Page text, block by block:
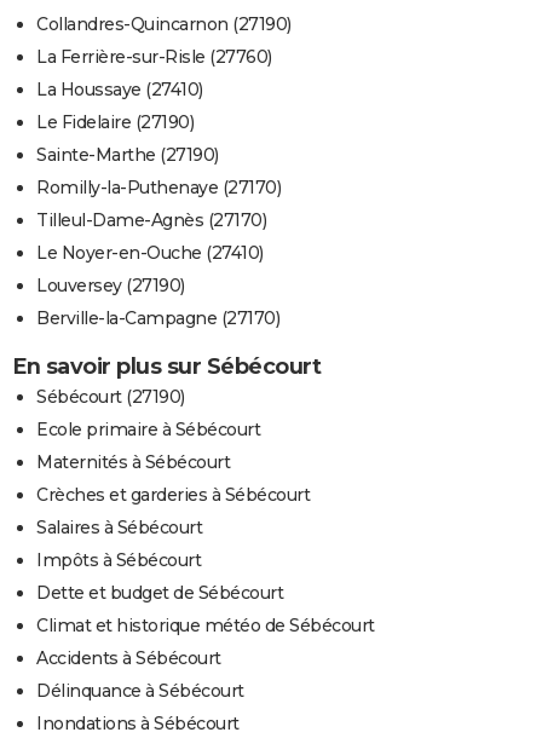
Collandres-Quincarnon (27190)
La Ferrière-sur-Risle (27760)
La Houssaye (27410)
Le Fidelaire (27190)
Sainte-Marthe (27190)
Romilly-la-Puthenaye (27170)
Tilleul-Dame-Agnès (27170)
Le Noyer-en-Ouche (27410)
Louversey (27190)
Berville-la-Campagne (27170)
En savoir plus sur Sébécourt
Sébécourt (27190)
Ecole primaire à Sébécourt
Maternités à Sébécourt
Crèches et garderies à Sébécourt
Salaires à Sébécourt
Impôts à Sébécourt
Dette et budget de Sébécourt
Climat et historique météo de Sébécourt
Accidents à Sébécourt
Délinquance à Sébécourt
Inondations à Sébécourt